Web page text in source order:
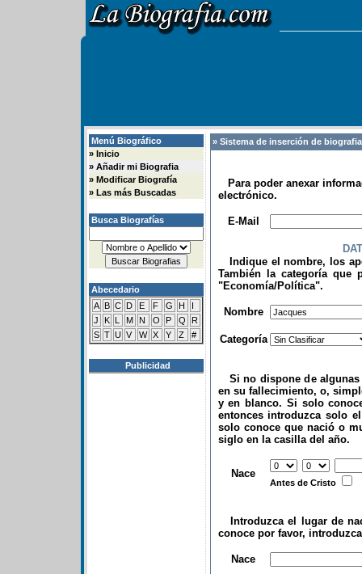
Menú Biográfico
» Inicio
» Añadir mi Biografia
» Modificar Biografía
» Las más Buscadas
Busca Biografías
Abecedario
A B C D E F G H
I
J
K L M N O P Q
R
S T U V W X Y Z #
Publicidad
» Sistema de inserción de
Para poder anexar
electrónico.
E-Mail
Indique el nombre, los
También la categoría que
"Economía/Política".
Nombre
Categoría
Si no dispone de algunas
en su fallecimiento, o,
y en blanco. Si solo
entonces introduzca solo
solo conoce que nació o
siglo en la casilla del año.
Nace
Antes de Cristo
Introduzca el lugar de
conoce por favor,
Nace